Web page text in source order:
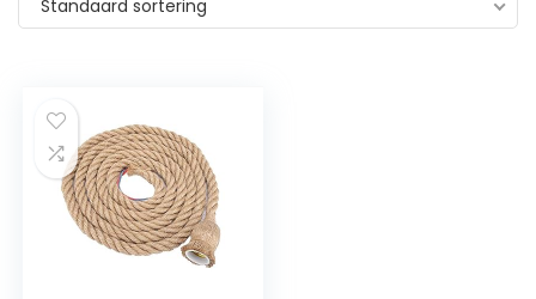
Standaard sortering